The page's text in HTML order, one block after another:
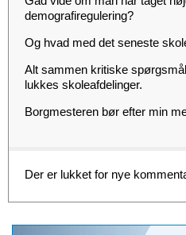
demografiregulering?
Og hvad med det seneste
Alt sammen kritiske
lukkes skoleafdelinger.
Borgmesteren bør efter min
Der er lukket for nye